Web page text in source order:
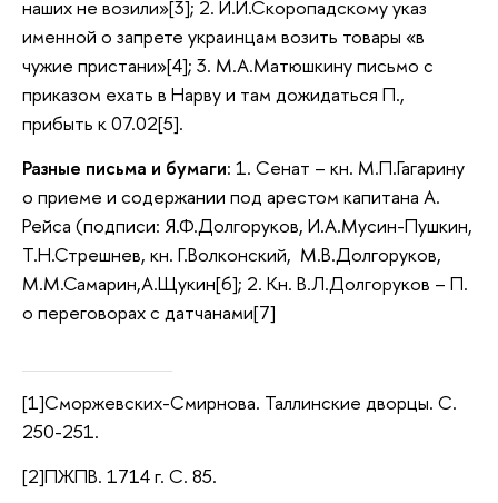
наших не возили»[3]; 2. И.И.Скоропадскому указ
именной о запрете украинцам возить товары «в
чужие пристани»[4]; 3. М.А.Матюшкину письмо с
приказом ехать в Нарву и там дожидаться П.,
прибыть к 07.02[5].
Разные письма и бумаги: 1. Сенат – кн. М.П.Гагарину
о приеме и содержании под арестом капитана А.
Рейса (подписи: Я.Ф.Долгоруков, И.А.Мусин-Пушкин,
Т.Н.Стрешнев, кн. Г.Волконский, М.В.Долгоруков,
М.М.Самарин,А.Щукин[6]; 2. Кн. В.Л.Долгоруков – П.
о переговорах с датчанами[7]
[1]Сморжевских-Смирнова. Таллинские дворцы. С.
250-251.
[2]ПЖПВ. 1714 г. С. 85.